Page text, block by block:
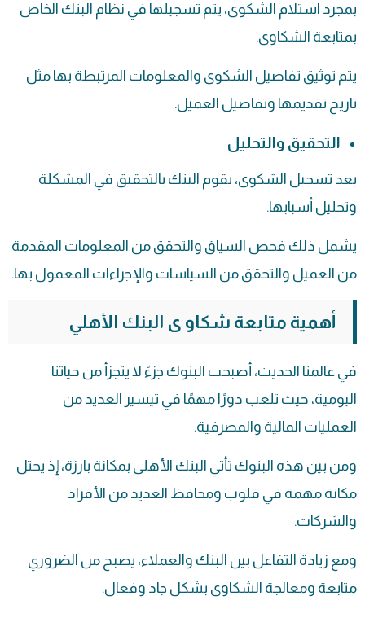
بمجرد استلام الشكوى، يتم تسجيلها في نظام البنك الخاص
بمتابعة الشكاوى.
يتم توثيق تفاصيل الشكوى والمعلومات المرتبطة بها مثل
تاريخ تقديمها وتفاصيل العميل.
التحقيق والتحليل
بعد تسجيل الشكوى، يقوم البنك بالتحقيق في المشكلة
وتحليل أسبابها.
يشمل ذلك فحص السياق والتحقق من المعلومات المقدمة
من العميل والتحقق من السياسات والإجراءات المعمول بها.
أهمية متابعة شكاو ى البنك الأهلي
في عالمنا الحديث، أصبحت البنوك جزءً لا يتجزأ من حياتنا
اليومية، حيث تلعب دورًا مهمًا في تيسير العديد من
العمليات المالية والمصرفية.
ومن بين هذه البنوك تأتي البنك الأهلي بمكانة بارزة، إذ يحتل
مكانة مهمة في قلوب ومحافظ العديد من الأفراد
والشركات.
ومع زيادة التفاعل بين البنك والعملاء، يصبح من الضروري
متابعة ومعالجة الشكاوى بشكل جاد وفعال.